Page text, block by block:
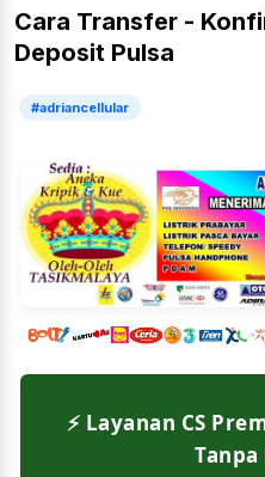
Cara Transfer -
Deposit Pulsa
#adriancellular
⚡️ Layanan CS
Tanpa